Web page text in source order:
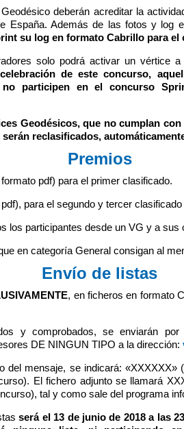
deberán acreditar la
España. Además de las fotos y log
su log en formato Cabrillo para el
solo podrá activar un vértice
de este concurso,
participen en el concurso
Geodésicos, que no cumplan
reclasificados,
Premios
pdf) para el primer clasificado.
para el segundo y tercer
los participantes desde un VG y a sus
en categoría General consigan al
Envío de listas
, en ficheros en formato
y comprobados, se enviarán por
DE NINGUN TIPO a la dirección:
del mensaje, se indicará: «XXXXXX»
El fichero adjunto se llamará
tal y como sale del programa
será el 13 de junio de 2018 a las